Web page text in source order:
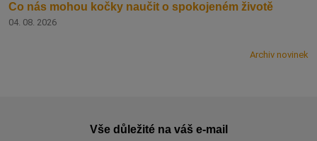
Co nás mohou kočky naučit o spokojeném životě
04. 08. 2026
Archiv novinek
Vše důležité na váš e-mail